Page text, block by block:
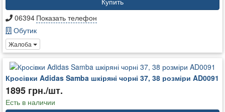
06394 Показать телефон
Обутик
Жалоба
Кросівки Adidas Samba шкіряні чорні 37, 38 розміри AD0091
1895 грн./шт.
Есть в наличии